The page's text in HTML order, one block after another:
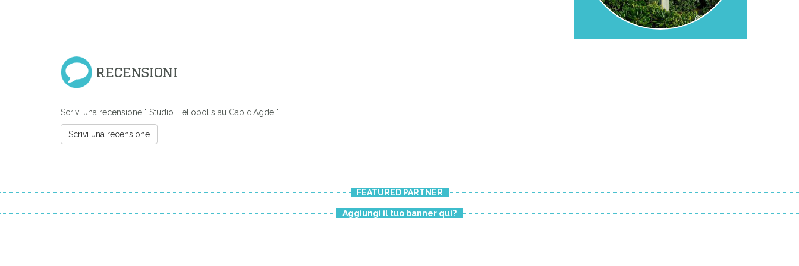
RECENSIONI
Scrivi una recensione " Studio Heliopolis au Cap d'Agde "
Scrivi una recensione
FEATURED PARTNER
Aggiungi il tuo banner qui?